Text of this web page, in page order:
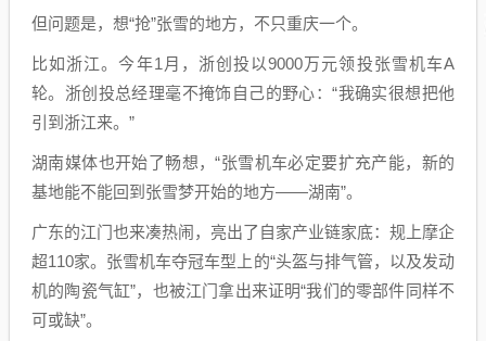
但问题是，想“抢”张雪的地方，不只重庆一个。
比如浙江。今年1月，浙创投以9000万元领投张雪机车A
轮。浙创投总经理毫不掩饰自己的野心：“我确实很想把他
引到浙江来。”
湖南媒体也开始了畅想，“张雪机车必定要扩充产能，新的
基地能不能回到张雪梦开始的地方——湖南”。
广东的江门也来凑热闹，亮出了自家产业链家底：规上摩企
超110家。张雪机车夺冠车型上的“头盔与排气管，以及发动
机的陶瓷气缸”，也被江门拿出来证明“我们的零部件同样不
可或缺”。